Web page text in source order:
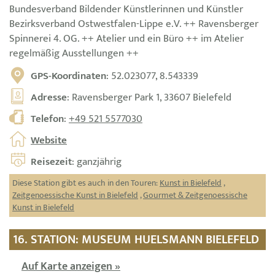
Bundesverband Bildender Künstlerinnen und Künstler
Bezirksverband Ostwestfalen-Lippe e.V. ++ Ravensberger
Spinnerei 4. OG. ++ Atelier und ein Büro ++ im Atelier
regelmäßig Ausstellungen ++
GPS-Koordinaten: 52.023077, 8.543339
Adresse: Ravensberger Park 1, 33607 Bielefeld
Telefon:+49 521 5577030
Website
Reisezeit: ganzjährig
Diese Station gibt es auch in den Touren:Kunst in Bielefeld,
Zeitgenoessische Kunst in Bielefeld,Gourmet & Zeitgenoessische
Kunst in Bielefeld
16. STATION: MUSEUM HUELSMANN BIELEFELD
Auf Karte anzeigen »